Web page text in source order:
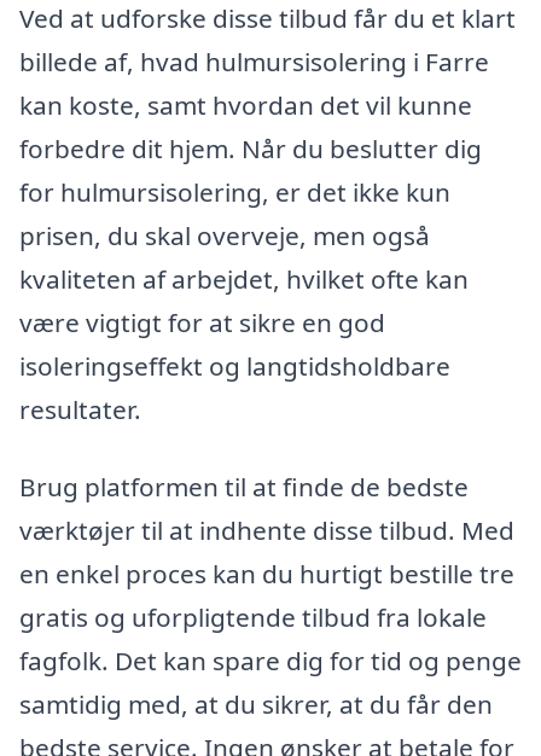
Ved at udforske disse tilbud får du et klart
billede af, hvad hulmursisolering i Farre
kan koste, samt hvordan det vil kunne
forbedre dit hjem. Når du beslutter dig
for hulmursisolering, er det ikke kun
prisen, du skal overveje, men også
kvaliteten af arbejdet, hvilket ofte kan
være vigtigt for at sikre en god
isoleringseffekt og langtidsholdbare
resultater.
Brug platformen til at finde de bedste
værktøjer til at indhente disse tilbud. Med
en enkel proces kan du hurtigt bestille tre
gratis og uforpligtende tilbud fra lokale
fagfolk. Det kan spare dig for tid og penge
samtidig med, at du sikrer, at du får den
bedste service. Ingen ønsker at betale for